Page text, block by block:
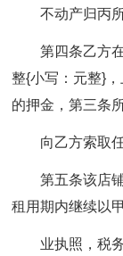
不动产归丙
第四条乙方
整{小写：元整}
的押金，第三条
向乙方索取
第五条该店
租用期内继续以
业执照，税